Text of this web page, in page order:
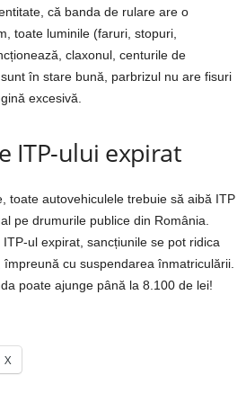
că banda de rulare are o
toate luminile (faruri, stopuri,
claxonul, centurile de
în stare bună, parbrizul nu are fisuri
excesivă.
ITP-ului expirat
toate autovehiculele trebuie să aibă ITP
pe drumurile publice din România.
ul expirat, sancțiunile se pot ridica
cu suspendarea înmatriculării.
poate ajunge până la 8.100 de lei!
X